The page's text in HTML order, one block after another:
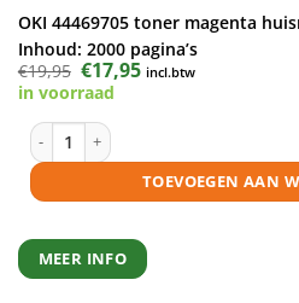
OKI 44469705 toner magenta
Inhoud: 2000 pagina’s
€19,95 Oorspronkelijke
prijs
was:
€17,95Huidige
prijs
incl.btw
in voorraad
OKI 44469705 toner magenta
TOEVOEGEN AAN
MEER INFO